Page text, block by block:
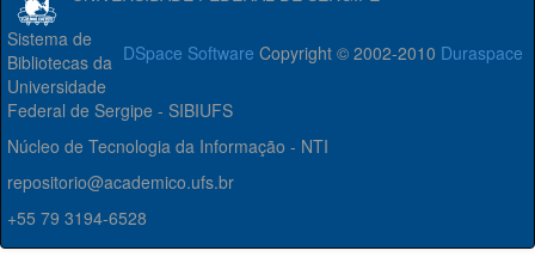
DSpace Software Copyright © 2002-2010 Duraspace
Sistema de
Bibliotecas da
Universidade
Federal de Sergipe - SIBIUFS
Núcleo de Tecnologia da Informação - NTI
repositorio@academico.ufs.br
+55 79 3194-6528